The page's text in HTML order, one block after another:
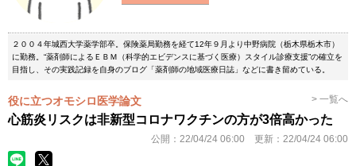
２００４年城西大学薬学部卒。保険薬局勤務を経て12年９月より中野病院（栃木県栃木市）
に勤務。“薬剤師によるＥＢＭ（科学的エビデンスに基づく医療）スタイル診療支援”の確立を
目指し、その実践記録を自身のブログ「薬剤師の地域医療日誌」などに書き留めている。
役に立つオモシロ医学論文 > 一覧へ
心筋炎リスクは非新型コロナワクチンの方が3倍高かった
公開： 22/04/24 06:00 更新： 22/04/24 06:00